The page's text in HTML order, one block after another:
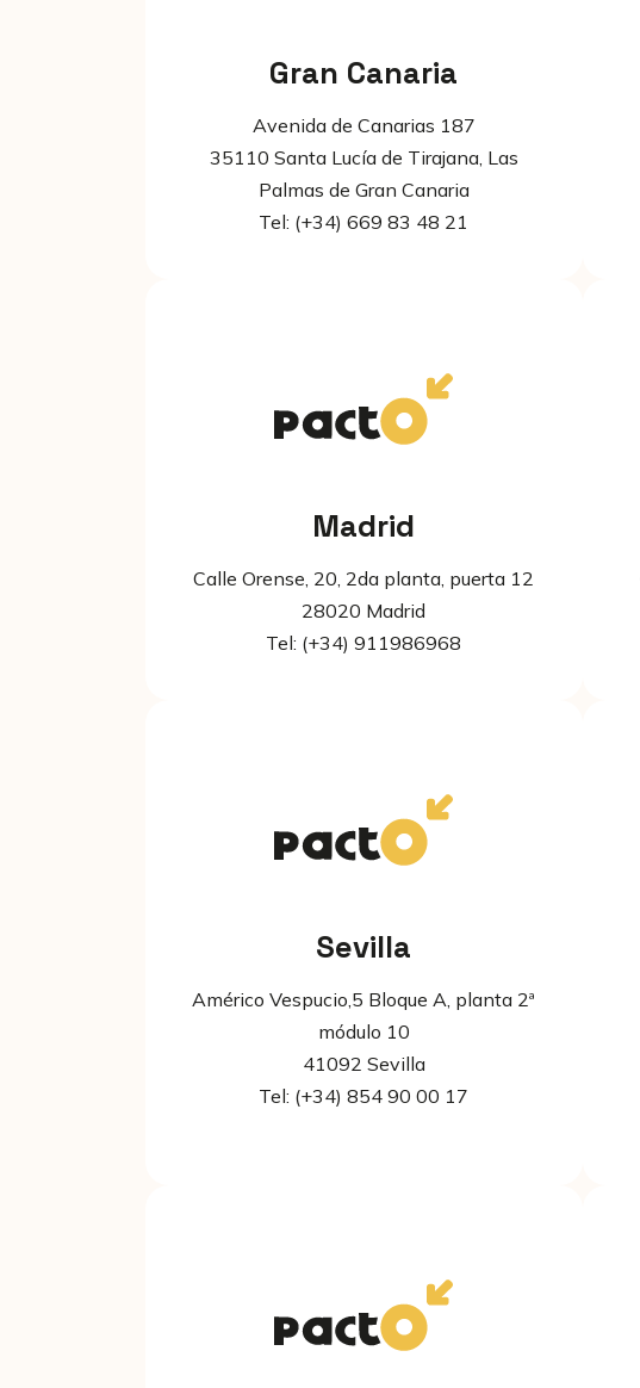
Gran Canaria
Avenida de Canarias 187
35110 Santa Lucía de Tirajana, Las
Palmas de Gran Canaria
Tel: (+34) 669 83 48 21
Madrid
Calle Orense, 20, 2da planta, puerta 12
28020 Madrid
Tel: (+34) 911986968
Sevilla
Américo Vespucio,5 Bloque A, planta 2ª
módulo 10
41092 Sevilla
Tel: (+34) 854 90 00 17